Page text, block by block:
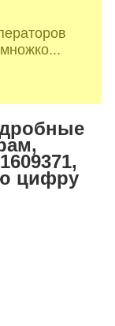
цифру